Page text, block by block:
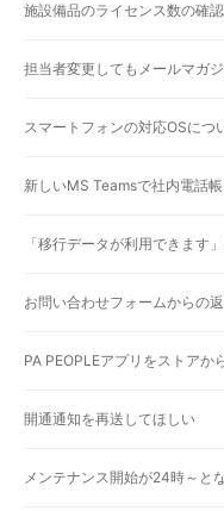
施設備品のライセンス数の確
担当者変更してもメールマガ
スマートフォンの対応OSにつ
新しいMS Teamsで社内電話
「移行データが利用できます
お問い合わせフォームからの
PA PEOPLEアプリをストアか
開通通知を再送してほしい
メンテナンス開始が24時～と